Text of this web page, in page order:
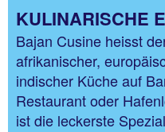
KULINARISCHE
Bajan Cusine heisst
afrikanischer,
indischer Küche auf
Restaurant oder
ist die leckerste